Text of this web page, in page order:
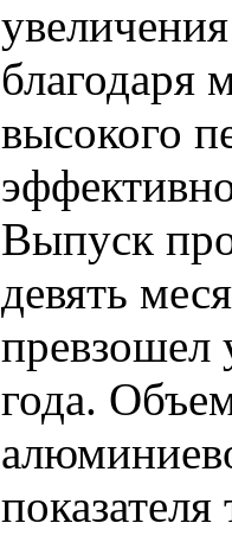
благодаря
высокого
Выпуск
девять
превзошел
года.